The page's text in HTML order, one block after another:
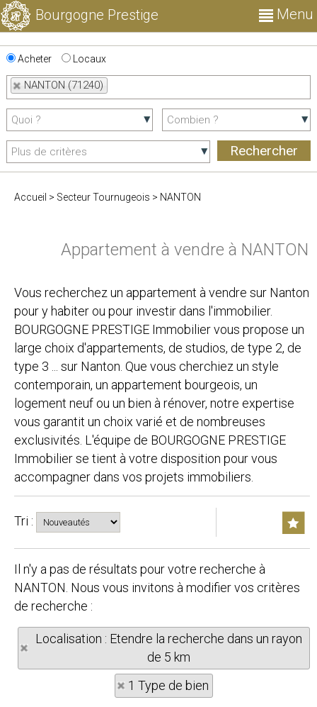
Bourgogne Prestige Menu
Acheter Locaux
NANTON (71240)
Accueil > Secteur Tournugeois > NANTON
Appartement à vendre à NANTON
Vous recherchez un appartement à vendre sur Nanton
pour y habiter ou pour investir dans l'immobilier.
BOURGOGNE PRESTIGE Immobilier vous propose un
large choix d'appartements, de studios, de type 2, de
type 3 ... sur Nanton. Que vous cherchiez un style
contemporain, un appartement bourgeois, un
logement neuf ou un bien à rénover, notre expertise
vous garantit un choix varié et de nombreuses
exclusivités. L'équipe de BOURGOGNE PRESTIGE
Immobilier se tient à votre disposition pour vous
accompagner dans vos projets immobiliers.
Tri :
Il n'y a pas de résultats pour votre recherche à
NANTON. Nous vous invitons à modifier vos critères
de recherche :
Localisation : Etendre la recherche dans un rayon
de 5 km
1 Type de bien